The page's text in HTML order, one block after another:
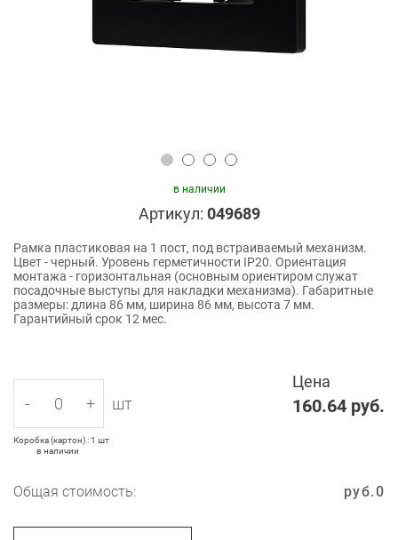
в наличии
Артикул: 049689
Рамка пластиковая на 1 пост, под встраиваемый механизм.
Цвет - черный. Уровень герметичности IP20. Ориентация
монтажа - горизонтальная (основным ориентиром служат
посадочные выступы для накладки механизма). Габаритные
размеры: длина 86 мм, ширина 86 мм, высота 7 мм.
Гарантийный срок 12 мес.
Цена
160.64 руб.
- + шт
Коробка (картон) : 1 шт
в наличии
Общая стоимость: 0
руб.